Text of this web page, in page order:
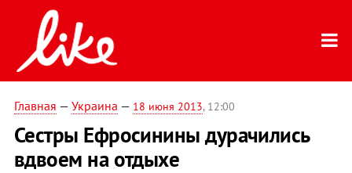
Главная — Украина — 18 июня 2013, 12:00
Сестры Ефросинины дурачились
вдвоем на отдыхе